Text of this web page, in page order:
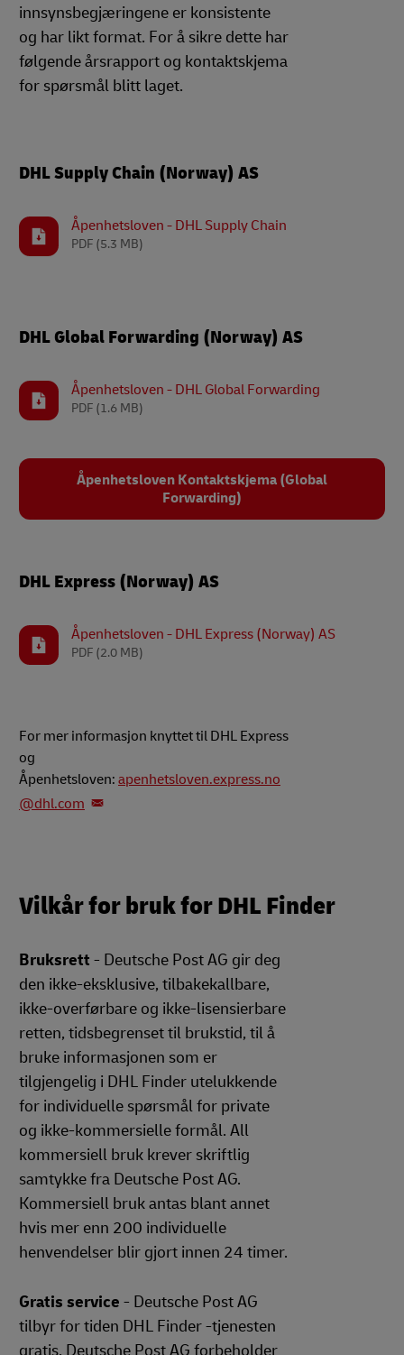
innsynsbegjæringene er konsistente
og har likt format. For å sikre dette har
følgende årsrapport og kontaktskjema
for spørsmål blitt laget.
DHL Supply Chain (Norway) AS
Åpenhetsloven - DHL Supply Chain
PDF (5.3 MB)
DHL Global Forwarding (Norway) AS
Åpenhetsloven - DHL Global Forwarding
PDF (1.6 MB)
Åpenhetsloven Kontaktskjema (Global
Forwarding)
DHL Express (Norway) AS
Åpenhetsloven - DHL Express (Norway) AS
PDF (2.0 MB)
For mer informasjon knyttet til DHL Express
og
Åpenhetsloven: apenhetsloven.express.no
@dhl.com
Vilkår for bruk for DHL Finder
Bruksrett - Deutsche Post AG gir deg
den ikke-eksklusive, tilbakekallbare,
ikke-overførbare og ikke-lisensierbare
retten, tidsbegrenset til brukstid, til å
bruke informasjonen som er
tilgjengelig i DHL Finder utelukkende
for individuelle spørsmål for private
og ikke-kommersielle formål. All
kommersiell bruk krever skriftlig
samtykke fra Deutsche Post AG.
Kommersiell bruk antas blant annet
hvis mer enn 200 individuelle
henvendelser blir gjort innen 24 timer.
Gratis service - Deutsche Post AG
tilbyr for tiden DHL Finder -tjenesten